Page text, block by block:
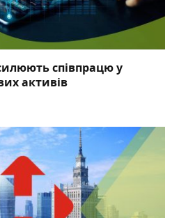
співпрацю у
активів